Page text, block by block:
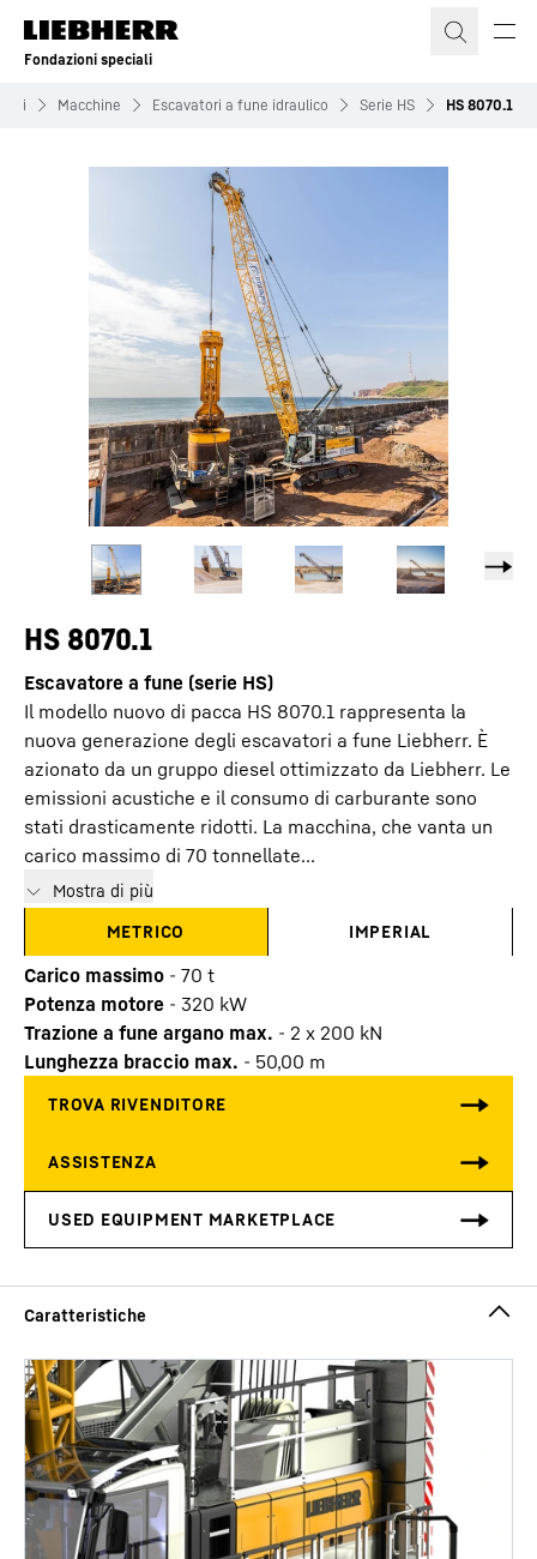
Fondazioni speciali
Macchine Escavatori a fune idraulico Serie HS HS 8070.1
HS 8070.1
Escavatore a fune (serie HS)
Il modello nuovo di pacca HS 8070.1 rappresenta la
nuova generazione degli escavatori a fune Liebherr. È
azionato da un gruppo diesel ottimizzato da Liebherr. Le
emissioni acustiche e il consumo di carburante sono
stati drasticamente ridotti. La macchina, che vanta un
carico massimo di 70 tonnellate...
Mostra di più
METRICO
IMPERIAL
Carico massimo - 70 t
Potenza motore - 320 kW
Trazione a fune argano max. - 2 x 200 kN
Lunghezza braccio max. - 50,00 m